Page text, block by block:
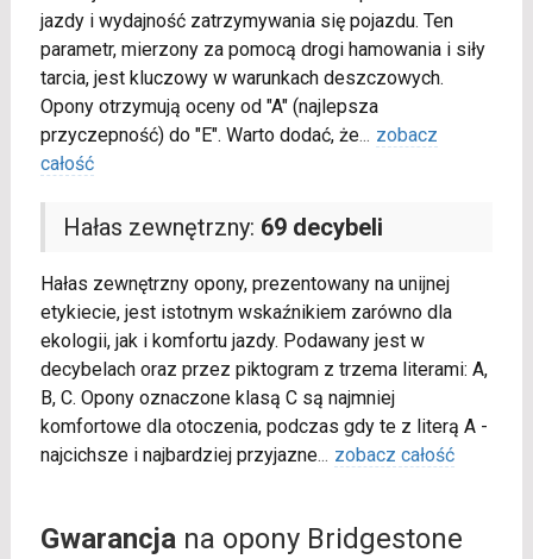
jazdy i wydajność zatrzymywania się pojazdu. Ten
parametr, mierzony za pomocą drogi hamowania i siły
tarcia, jest kluczowy w warunkach deszczowych.
Opony otrzymują oceny od "A" (najlepsza
przyczepność) do "E". Warto dodać, że... zobacz
całość
Hałas zewnętrzny: 69 decybeli
Hałas zewnętrzny opony, prezentowany na unijnej
etykiecie, jest istotnym wskaźnikiem zarówno dla
ekologii, jak i komfortu jazdy. Podawany jest w
decybelach oraz przez piktogram z trzema literami: A,
B, C. Opony oznaczone klasą C są najmniej
komfortowe dla otoczenia, podczas gdy te z literą A -
najcichsze i najbardziej przyjazne... zobacz całość
Gwarancjana opony Bridgestone